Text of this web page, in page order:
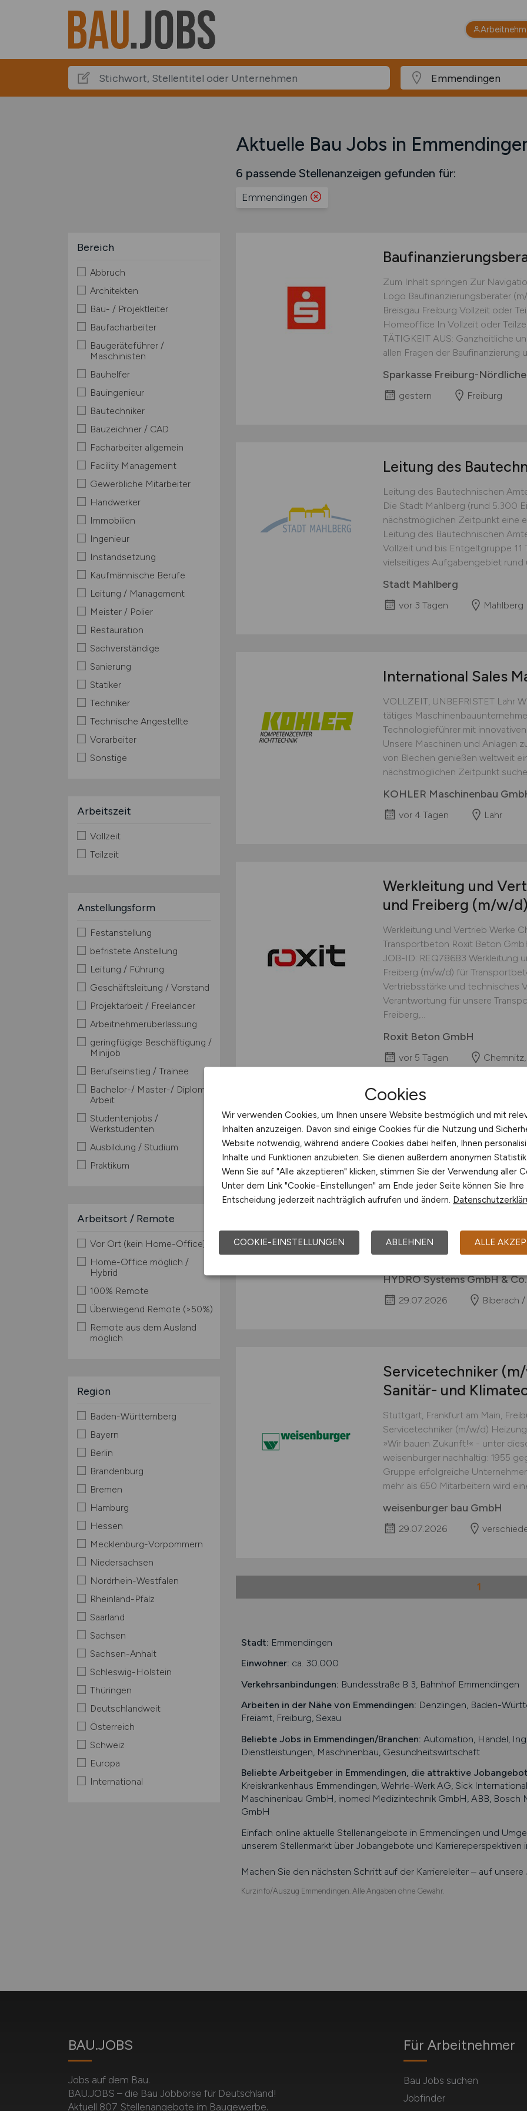
Aktuelle Bau Jobs in
6 passende Stellenanzeigen gefunden für:
Emmendingen
Bereich
Abbruch
Architekten
Bau- / Projektleiter
Baufacharbeiter
Baugeräteführer /
Maschinisten
Bauhelfer
Bauingenieur
Bautechniker
Bauzeichner / CAD
Facharbeiter allgemein
Facility Management
Gewerbliche Mitarbeiter
Handwerker
Immobilien
Ingenieur
Instandsetzung
Kaufmännische Berufe
Leitung / Management
Meister / Polier
Restauration
Sachverständige
Sanierung
Statiker
Techniker
Technische Angestellte
Vorarbeiter
Sonstige
Arbeitszeit
Vollzeit
Teilzeit
Anstellungsform
Festanstellung
befristete Anstellung
Leitung / Führung
Geschäftsleitung / Vorstand
Projektarbeit / Freelancer
Arbeitnehmerüberlassung
geringfügige Beschäftigung /
Minijob
Berufseinstieg / Trainee
Bachelor-/ Master-/ Diplom-
Arbeit
Studentenjobs /
Werkstudenten
Ausbildung / Studium
Praktikum
Arbeitsort / Remote
Vor Ort (kein Home-Office)
Home-Office möglich /
Hybrid
100% Remote
Überwiegend Remote (>50%)
Remote aus dem Ausland
möglich
Region
Baden-Württemberg
Bayern
Berlin
Brandenburg
Bremen
Hamburg
Hessen
Mecklenburg-Vorpommern
Niedersachsen
Nordrhein-Westfalen
Rheinland-Pfalz
Saarland
Sachsen
Sachsen-Anhalt
Schleswig-Holstein
Thüringen
Deutschlandweit
Österreich
Schweiz
Europa
International
Zum Inhalt springen Zur
Logo Baufinanzierungsberater
Breisgau Freiburg Vollzeit oder
Homeoffice In Vollzeit oder
TÄTIGKEIT AUS: Ganzheitliche
allen Fragen der Baufinanzierung
Sparkasse Freiburg-
gestern Freiburg
Leitung des
Leitung des Bautechnischen
Die Stadt Mahlberg (rund 5.300
nächstmöglichen Zeitpunkt eine
Leitung des Bautechnischen
Vollzeit und bis Entgeltgruppe
vielseitiges Aufgabengebiet rund
Stadt Mahlberg
vor 3 Tagen Mahlberg
International Sales
VOLLZEIT, UNBEFRISTET Lahr
tätiges
Technologieführer mit
Unsere Maschinen und Anlagen
von Blechen genießen weltweit
nächstmöglichen Zeitpunkt
KOHLER Maschinenbau
vor 4 Tagen Lahr
Werkleitung und
und Freiberg (m/w/d)
Werkleitung und Vertrieb Werke
Transportbeton Roxit Beton
JOB-ID: REQ78683 Werkleitung
Freiberg (m/w/d) für
Vertriebsstärke und technisches
Verantwortung für unsere
Freiberg,...
Roxit Beton GmbH
vor 5 Tagen
(m/w/d)- Montage
WE LOVE AVIATION RH Aero
Ausrüstung und Services für die
Unternehmen - Rhinestahl und
Leistungsspektrum:
OEM-lizenzierte Werkzeuge, 26
innovative Engineering-
Triebwerkhersteller, Flughäfen,...
HYDRO Systems GmbH &
29.07.2026 Biberach
Servicetechniker
Sanitär- und
Stuttgart, Frankfurt am Main,
Servicetechniker (m/w/d)
»Wir bauen Zukunft!« - unter
weisenburger nachhaltig: 1955
Gruppe erfolgreiche
mehr als 650 Mitarbeitern wird
weisenburger bau GmbH
29.07.2026
1
Stadt: Emmendingen
Einwohner: ca. 30.000
Verkehrsanbindungen: Bundesstraße B 3, Bahnhof Emmendingen
Arbeiten in der Nähe von Emmendingen: Denzlingen, Baden-
Freiamt, Freiburg, Sexau
Beliebte Jobs in Emmendingen/Branchen: Automation, Handel,
Dienstleistungen, Maschinenbau, Gesundheitswirtschaft
Beliebte Arbeitgeber in Emmendingen, die attraktive
Kreiskrankenhaus Emmendingen, Wehrle-Werk AG, Sick
Maschinenbau GmbH, inomed Medizintechnik GmbH, ABB, Bosch
GmbH
Einfach online aktuelle Stellenangebote in Emmendingen und
unserem Stellenmarkt über Jobangebote und Karriereperspektiven
Machen Sie den nächsten Schritt auf der Karriereleiter – auf
Kurzinfo/Auszug Emmendingen. Alle Angaben ohne Gewähr.
BAU.JOBS
Jobs auf dem Bau.
BAU.JOBS – die Bau Jobbörse für Deutschland!
Aktuell 807 Stellenangebote im Baugewerbe.
Für Arbeitnehmer
Bau Jobs suchen
Jobfinder
Cookies
Wir verwenden Cookies, um Ihnen unsere Website bestmöglich und mit
Inhalten anzuzeigen. Davon sind einige Cookies für die Nutzung und
Website notwendig, während andere Cookies dabei helfen, Ihnen
Inhalte und Funktionen anzubieten. Sie dienen außerdem anonymen
Wenn Sie auf "Alle akzeptieren" klicken, stimmen Sie der Verwendung aller
Unter dem Link "Cookie-Einstellungen" am Ende jeder Seite können Sie Ihre
Entscheidung jederzeit nachträglich aufrufen und ändern.
COOKIE-EINSTELLUNGEN ABLEHNEN ALLE